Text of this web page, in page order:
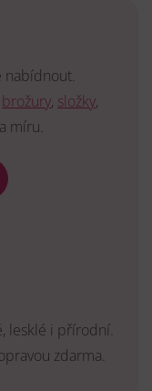
nabídnout.
brožury, složky,
míru.
lesklé i přírodní.
zdarma.